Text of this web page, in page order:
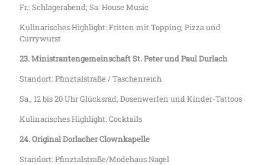
Fr.: Schlagerabend; Sa: House Music
Kulinarisches Highlight: Fritten mit Topping, Pizza und
Currywurst
23. Ministrantengemeinschaft St. Peter und Paul Durlach
Standort: Pfinztalstraße / Taschenreich
Sa., 12 bis 20 Uhr Glücksrad, Dosenwerfen und Kinder-Tattoos
Kulinarisches Highlight: Cocktails
24. Original Dorlacher Clownkapelle
Standort: Pfinztalstraße/Modehaus Nagel